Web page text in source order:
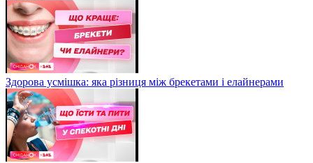
Здорова усмішка: яка різниця між брекетами і елайнерами